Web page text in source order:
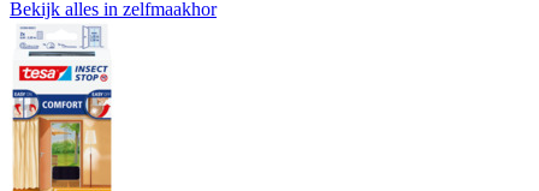
Bekijk alles in zelfmaakhor